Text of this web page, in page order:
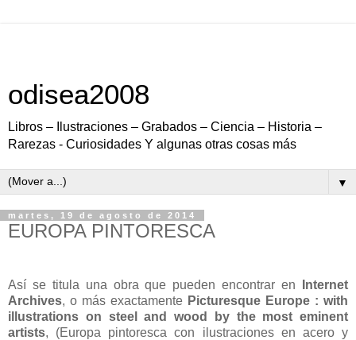
odisea2008
Libros – Ilustraciones – Grabados – Ciencia – Historia –
Rarezas - Curiosidades Y algunas otras cosas más
▼
martes, 19 de agosto de 2014
EUROPA PINTORESCA
Así se titula una obra que pueden encontrar en
Internet
Archives, o más exactamente Picturesque Europe : with
illustrations on steel and wood by the most eminent
artists, (Europa pintoresca con ilustraciones en acero y